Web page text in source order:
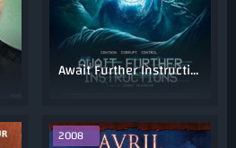
Await Further Instructions
2008